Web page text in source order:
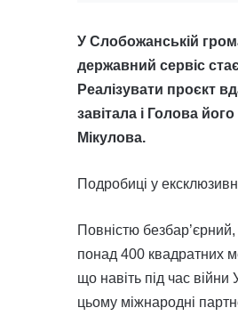
У Слобожанській
державний сервіс
Реалізувати проєкт
завітала і Голова
Мікулова.
Подробиці у
Повністю
понад 400 квадратних
що навіть під час
цьому міжнародні